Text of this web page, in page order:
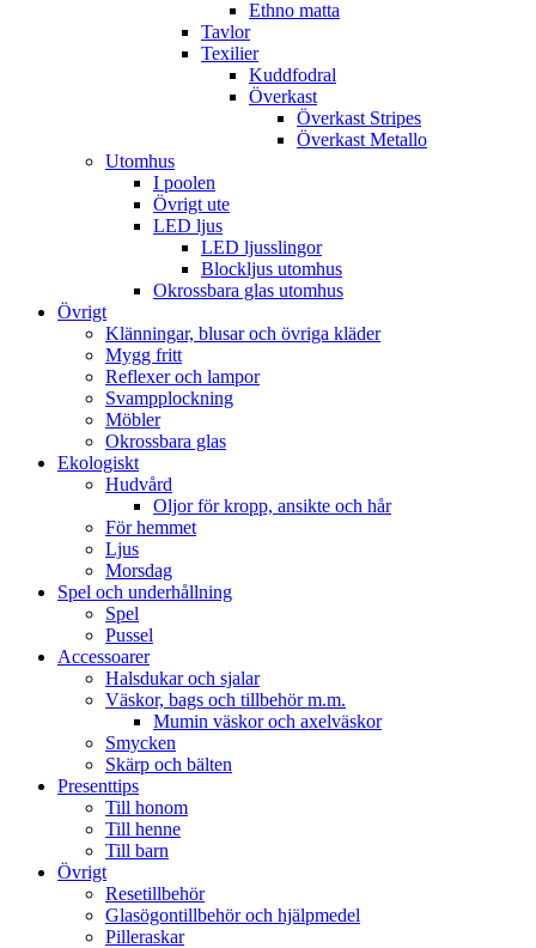
Ethno matta
Tavlor
Texilier
Kuddfodral
Överkast
Överkast Stripes
Överkast Metallo
Utomhus
I poolen
Övrigt ute
LED ljus
LED ljusslingor
Blockljus utomhus
Okrossbara glas utomhus
Övrigt
Klänningar, blusar och övriga kläder
Mygg fritt
Reflexer och lampor
Svampplockning
Möbler
Okrossbara glas
Ekologiskt
Hudvård
Oljor för kropp, ansikte och hår
För hemmet
Ljus
Morsdag
Spel och underhållning
Spel
Pussel
Accessoarer
Halsdukar och sjalar
Väskor, bags och tillbehör m.m.
Mumin väskor och axelväskor
Smycken
Skärp och bälten
Presenttips
Till honom
Till henne
Till barn
Övrigt
Resetillbehör
Glasögontillbehör och hjälpmedel
Pilleraskar